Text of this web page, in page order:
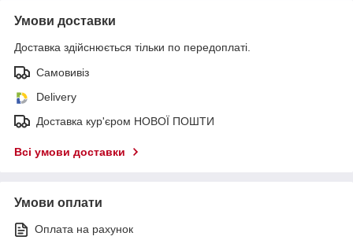
Умови доставки
Доставка здійснюється тільки по передоплаті.
Самовивіз
Delivery
Доставка кур'єром НОВОЇ ПОШТИ
Всі умови доставки
Умови оплати
Оплата на рахунок